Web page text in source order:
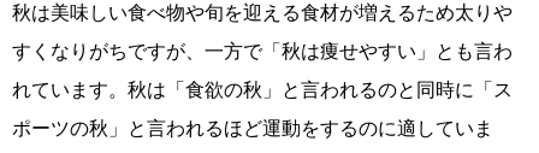
秋は美味しい食べ物や旬を迎える食材が増えるため太りや
すくなりがちですが、一方で「秋は痩せやすい」とも言わ
れています。秋は「食欲の秋」と言われるのと同時に「ス
ポーツの秋」と言われるほど運動をするのに適していま